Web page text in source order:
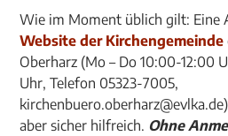
Wie im Moment üblich gilt: Eine
Website der Kirchengemeinde
Oberharz (Mo – Do 10:00-12:00
Uhr, Telefon 05323-7005,
aber sicher hilfreich. Ohne